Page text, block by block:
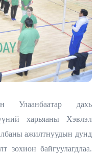
Улаанбаатар дахь
харьяаны Хэвлэл
ажилтнуудын дунд
зохион байгуулагдлаа.